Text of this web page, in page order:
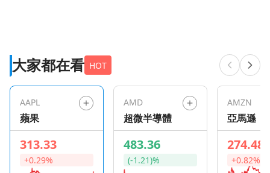
大家都在看 HOT
AAPL
蘋果
313.33
+0.29%
AMD
超微半導體
483.36
(-1.21)%
AMZN
亞馬遜
274.48
+0.82%